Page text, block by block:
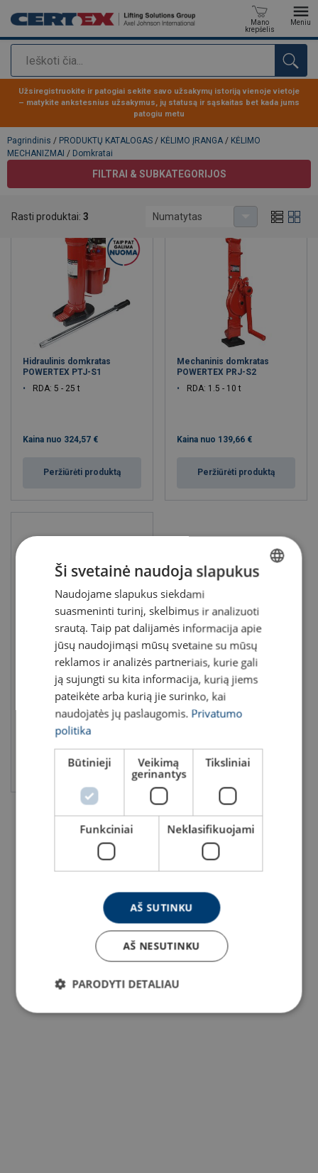
Paieška
Mano
krepšelis
Meniu
Produktas buvo pridėtas prie jūsų užklausos
Užsiregistruokite ir patogiai sekite savo užsakymų istoriją vienoje vietoje
– matykite ankstesnius užsakymus, jų statusą ir sąskaitas bet kada jums
patogiu metu
Pagrindinis / PRODUKTŲ KATALOGAS / KĖLIMO ĮRANGA / KĖLIMO
MECHANIZMAI / Domkratai
FILTRAI & SUBKATEGORIJOS
Rasti produktai: 3 Numatytas
Hidraulinis domkratas
POWERTEX PTJ-S1
RDA: 5 - 25 t
Kaina nuo 324,57 €
Peržiūrėti produktą
Mechaninis domkratas
POWERTEX PRJ-S2
RDA: 1.5 - 10 t
Kaina nuo 139,66 €
Peržiūrėti produktą
Hidraulinė rankinė pompa PA
Peržiūrėti produktą
LITHUANIAN
ENGLISH TRANSLATION
Ši svetainė naudoja slapukus
Naudojame slapukus siekdami
suasmeninti turinį, skelbimus ir analizuoti
srautą. Taip pat dalijamės informacija apie
jūsų naudojimąsi mūsų svetaine su mūsų
reklamos ir analizės partneriais, kurie gali
ją sujungti su kita informacija, kurią jiems
pateikėte arba kurią jie surinko, kai
naudojatės jų paslaugomis. Privatumo
politika
Būtinieji
Veikimą
gerinantys
Tiksliniai
Funkciniai Neklasifikuojami
AŠ SUTINKU
AŠ NESUTINKU
PARODYTI DETALIAU